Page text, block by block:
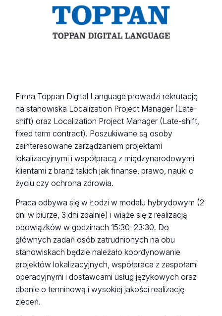
Firma Toppan Digital Language prowadzi rekrutację
na stanowiska Localization Project Manager (Late-
shift) oraz Localization Project Manager (Late-shift,
fixed term contract). Poszukiwane są osoby
zainteresowane zarządzaniem projektami
lokalizacyjnymi i współpracą z międzynarodowymi
klientami z branż takich jak finanse, prawo, nauki o
życiu czy ochrona zdrowia.
Praca odbywa się w Łodzi w modelu hybrydowym (2
dni w biurze, 3 dni zdalnie) i wiąże się z realizacją
obowiązków w godzinach 15:30–23:30. Do
głównych zadań osób zatrudnionych na obu
stanowiskach będzie należało koordynowanie
projektów lokalizacyjnych, współpraca z zespołami
operacyjnymi i dostawcami usług językowych oraz
dbanie o terminową i wysokiej jakości realizację
zleceń.